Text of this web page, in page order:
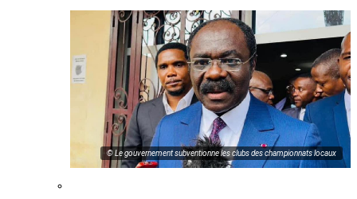
© Le gouvernement subventionne les clubs des championnats locaux